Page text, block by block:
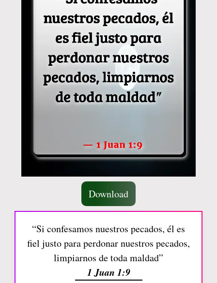
Download
“Si confesamos nuestros pecados, él es
fiel justo para perdonar nuestros pecados,
limpiarnos de toda maldad”
1 Juan 1:9